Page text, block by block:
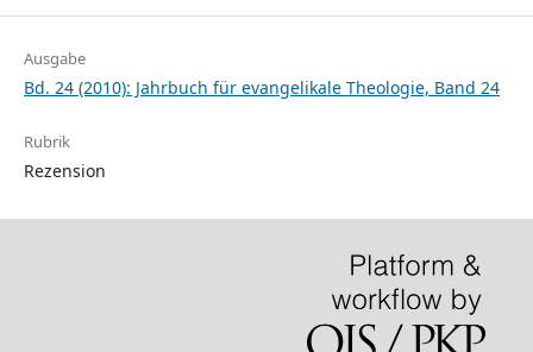
Ausgabe
Bd. 24 (2010): Jahrbuch für evangelikale Theologie, Band 24
Rubrik
Rezension